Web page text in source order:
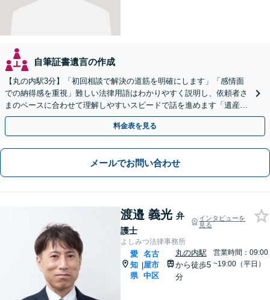
自筆証書遺言の作成
【丸の内駅3分】「初回相談で解決の道筋を明確にします」「感情面
での納得感を重視」難しい法律用語はわかりやすく説明し、依頼者さ
まのペースに合わせて理解しやすいスピードで話を進めます「遺産分
割／遺言作成／相続放棄／遺産分割／遺留分侵害額請求」
料金表を見る
メールでお問い合わせ
渡邉 義光 弁
護士
インタビューを
見る
よしみつ法律事務所
愛
知
県
|
名古
屋市
中区
丸の内駅
から徒歩5
分
営業時間：09:00
~19:00（平日）